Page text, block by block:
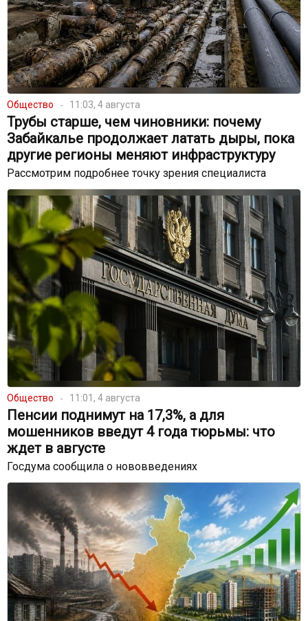
Общество 11:03, 4 августа
Трубы старше, чем чиновники: почему
Забайкалье продолжает латать дыры, пока
другие регионы меняют инфраструктуру
Рассмотрим подробнее точку зрения специалиста
Общество 11:01, 4 августа
Пенсии поднимут на 17,3%, а для
мошенников введут 4 года тюрьмы: что
ждет в августе
Госдума сообщила о нововведениях